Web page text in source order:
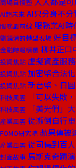
商場自慢塾
AI超未來 AI只分身不分
服務最前線 服務業AI時
劉鏡清的轉型現場 好目
金融時報精選 柳井正口
投資焦點 虛擬資產服
投資焦點 加密幣合法
投資焦點 新台幣、日
科技風雲 「可以失敗
科技風雲 「美光們」
產業風雲 從瀕倒自行
FOMO研究院 蘋果傳被
產業風雲 從司儀到百
封面故事 馬斯克奇蹟